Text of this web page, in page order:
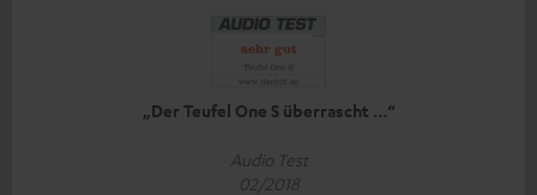
„Der Teufel One S überrascht …“
Audio Test
02/2018